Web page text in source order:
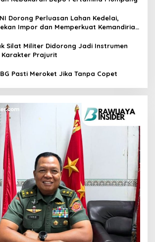
Dorong Perluasan Lahan Kedelai,
Impor dan Memperkuat Kemandirian
Silat Militer Didorong Jadi Instrumen
Karakter Prajurit
Pasti Meroket Jika Tanpa Copet